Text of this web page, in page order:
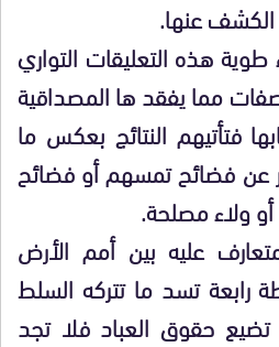
عنها.
هذه التعليقات التواري
مما يفقد ها المصداقية
فتأتيهم النتائج بعكس ما
عن فضائح تمسهم أو فضائح
ولاء مصلحة.
عليه بين أمم الأرض
رابعة تسد ما تتركه السلط
حقوق العباد فلا تجد